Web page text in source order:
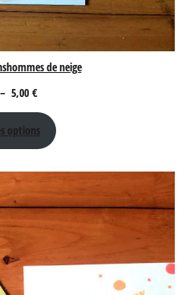
de neige
– 5,00 €Plage
de
prix :
4,50 €
à
5,00 €
options